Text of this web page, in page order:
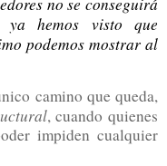
ya hemos visto que
podemos mostrar al
camino que queda,
, cuando quienes
impiden cualquier